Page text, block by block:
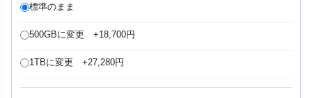
標準のまま
500GBに変更 +18,700円
1TBに変更 +27,280円